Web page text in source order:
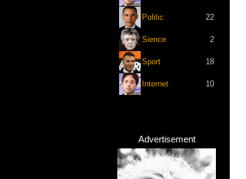
Politic 22
Sience 2
Sport 18
Internet 10
Advertisement